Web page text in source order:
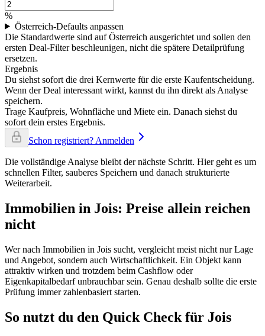
%
Österreich-Defaults anpassen
Die Standardwerte sind auf Österreich ausgerichtet und sollen den
ersten Deal-Filter beschleunigen, nicht die spätere Detailprüfung
ersetzen.
Ergebnis
Du siehst sofort die drei Kernwerte für die erste Kaufentscheidung.
Wenn der Deal interessant wirkt, kannst du ihn direkt als Analyse
speichern.
Trage Kaufpreis, Wohnfläche und Miete ein. Danach siehst du
sofort dein erstes Ergebnis.
Schon registriert? Anmelden
Die vollständige Analyse bleibt der nächste Schritt. Hier geht es um
schnellen Filter, sauberes Speichern und danach strukturierte
Weiterarbeit.
Immobilien in Jois: Preise allein reichen
nicht
Wer nach Immobilien in Jois sucht, vergleicht meist nicht nur Lage
und Angebot, sondern auch Wirtschaftlichkeit. Ein Objekt kann
attraktiv wirken und trotzdem beim Cashflow oder
Eigenkapitalbedarf unbrauchbar sein. Genau deshalb sollte die erste
Prüfung immer zahlenbasiert starten.
So nutzt du den Quick Check für Jois